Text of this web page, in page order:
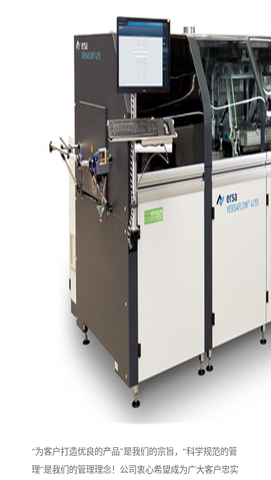
“为客户打造优良的产品”是我们的宗旨，“科学规范的管
理”是我们的管理理念！公司衷心希望成为广大客户忠实